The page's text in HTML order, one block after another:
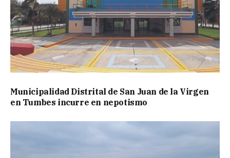
Municipalidad Distrital de San Juan de la Virgen
en Tumbes incurre en nepotismo